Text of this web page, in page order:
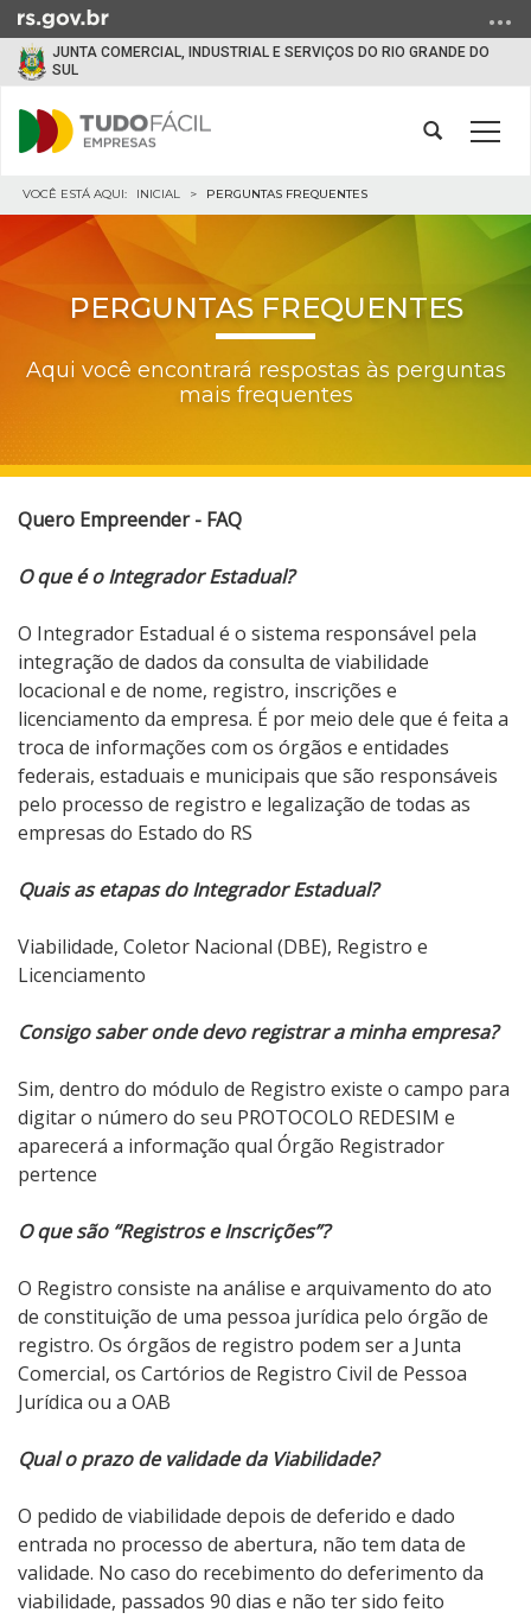
para
para
menu
para
JUNTA COMERCIAL, INDUSTRIAL E SERVIÇOS DO RIO GRANDE DO
SUL
Abrir
Início
do
conteúdo
INICIAL PERGUNTAS FREQUENTES
PERGUNTAS FREQUENTES
Aqui você encontrará respostas às perguntas
mais frequentes
Quero Empreender - FAQ
O que é o Integrador Estadual?
O Integrador Estadual é o sistema responsável pela
integração de dados da consulta de viabilidade
locacional e de nome, registro, inscrições e
licenciamento da empresa. É por meio dele que é feita a
troca de informações com os órgãos e entidades
federais, estaduais e municipais que são responsáveis
pelo processo de registro e legalização de todas as
empresas do Estado do RS
Quais as etapas do Integrador Estadual?
Viabilidade, Coletor Nacional (DBE), Registro e
Licenciamento
Consigo saber onde devo registrar a minha empresa?
Sim, dentro do módulo de Registro existe o campo para
digitar o número do seu PROTOCOLO REDESIM e
aparecerá a informação qual Órgão Registrador
pertence
O que são “Registros e Inscrições”?
O Registro consiste na análise e arquivamento do ato
de constituição de uma pessoa jurídica pelo órgão de
registro. Os órgãos de registro podem ser a Junta
Comercial, os Cartórios de Registro Civil de Pessoa
Jurídica ou a OAB
Qual o prazo de validade da Viabilidade?
O pedido de viabilidade depois de deferido e dado
entrada no processo de abertura, não tem data de
validade. No caso do recebimento do deferimento da
viabilidade, passados 90 dias e não ter sido feito